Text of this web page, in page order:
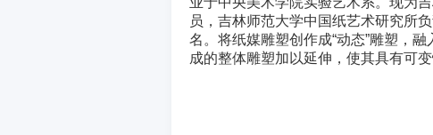
员，吉林师范大学中国纸艺术研究所
名。将纸媒雕塑创作成“动态”雕塑，
成的整体雕塑加以延伸，使其具有可